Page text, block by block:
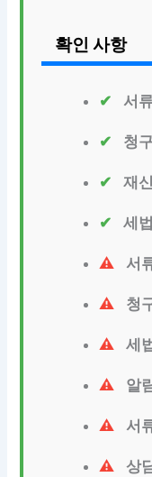
확인 사항
서
청
재
세
서
청
세
알
서
상